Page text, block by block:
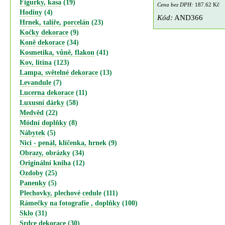
Figurky, kasa (19)
Hodiny (4)
Hrnek, talíře, porcelán (23)
Kočky dekorace (9)
Koně dekorace (34)
Kosmetika, vůně, flakon (41)
Kov, litina (123)
Lampa, světelné dekorace (13)
Levandule (7)
Lucerna dekorace (11)
Luxusní dárky (58)
Medvěd (22)
Módní doplňky (8)
Nábytek (5)
Nici - penál, klíčenka, hrnek (9)
Obrazy, obrázky (34)
Originální kniha (12)
Ozdoby (25)
Panenky (5)
Plechovky, plechové cedule (111)
Rámečky na fotografie , doplňky (100)
Sklo (31)
Srdce dekorace (30)
Cena bez DPH: 187.62 Kč
Kód: AND366